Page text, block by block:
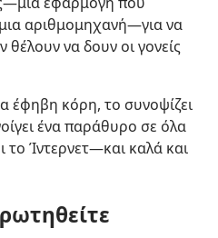
αριθμομηχανή—για να
να δουν οι γονείς
έφηβη κόρη, το συνοψίζει
ένα παράθυρο σε όλα
το Ίντερνετ—και καλά και